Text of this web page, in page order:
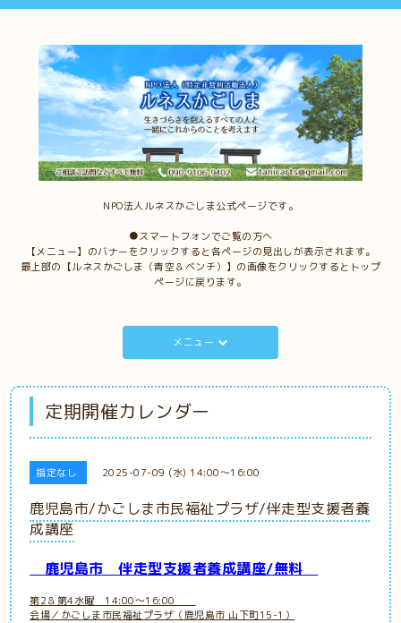
NPO法人ルネスかごしま公式ページです。
●スマートフォンでご覧の方へ
【メニュー】のバナーをクリックすると各ページの見出しが表示されます。
最上部の【ルネスかごしま（青空＆ベンチ）】の画像をクリックするとトップ
ページに戻ります。
メニュー
定期開催カレンダー
指定なし 2025-07-09 (水) 14:00～16:00
鹿児島市/かごしま市民福祉プラザ/伴走型支援者養
成講座
鹿児島市伴走型支援者養成講座/無料
第2＆第4水曜 14:00～16:00
会場／かごしま市民福祉プラザ（鹿児島市 山下町15-1）